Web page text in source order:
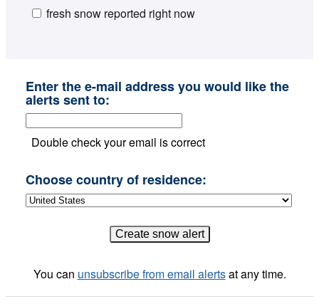
fresh snow reported right now
Enter the e-mail address you would like the
alerts sent to:
Double check your email is correct
Choose country of residence:
You can unsubscribe from email alertsat any time.